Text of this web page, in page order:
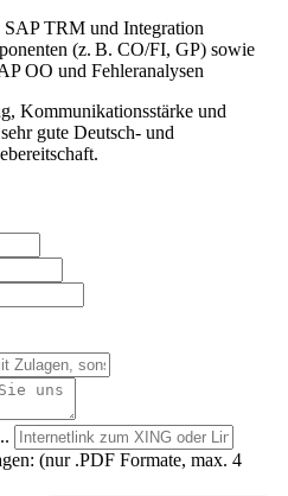
SAP TRM und Integration
(z. B. CO/FI, GP) sowie
OO und Fehleranalysen
Kommunikationsstärke und
gute Deutsch- und
(nur .PDF Formate, max. 4